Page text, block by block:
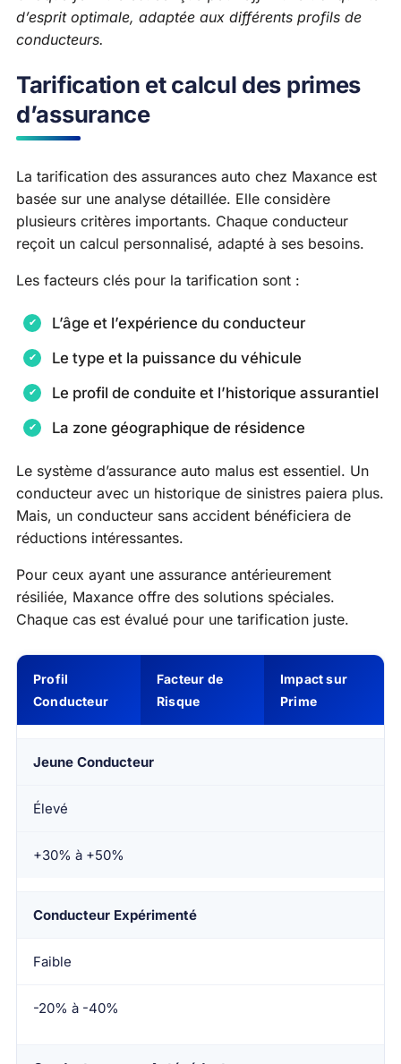
d’esprit optimale, adaptée aux différents profils de
conducteurs.
Tarification et calcul des primes
d’assurance
La tarification des assurances auto chez Maxance est
basée sur une analyse détaillée. Elle considère
plusieurs critères importants. Chaque conducteur
reçoit un calcul personnalisé, adapté à ses besoins.
Les facteurs clés pour la tarification sont :
L’âge et l’expérience du conducteur
Le type et la puissance du véhicule
Le profil de conduite et l’historique assurantiel
La zone géographique de résidence
Le système d’assurance auto malus est essentiel. Un
conducteur avec un historique de sinistres paiera plus.
Mais, un conducteur sans accident bénéficiera de
réductions intéressantes.
Pour ceux ayant une assurance antérieurement
résiliée, Maxance offre des solutions spéciales.
Chaque cas est évalué pour une tarification juste.
Profil
Conducteur
Facteur de
Risque
Impact sur
Prime
Jeune Conducteur
Élevé
+30% à +50%
Conducteur Expérimenté
Faible
-20% à -40%